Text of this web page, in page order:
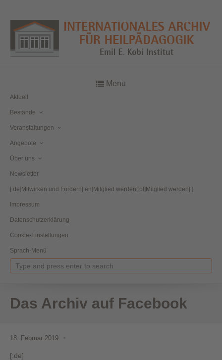
Menu
Aktuell
Bestände
Veranstaltungen
Angebote
Über uns
Newsletter
[:de]Mitwirken und Fördern[:en]Mitglied werden[:pl]Mitglied werden[:]
Impressum
Datenschutzerklärung
Cookie-Einstellungen
Sprach-Menü
Das Archiv auf Facebook
18. Februar 2019
[:de]